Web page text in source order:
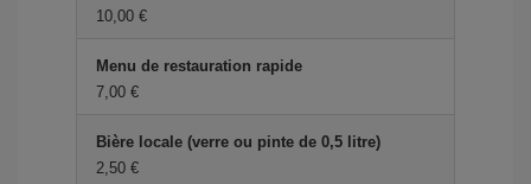
10,00 €
Menu de restauration rapide
7,00 €
Bière locale (verre ou pinte de 0,5 litre)
2,50 €